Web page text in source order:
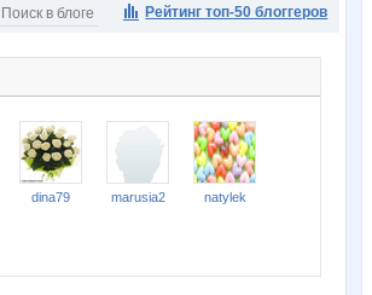
Рейтинг топ-50 блоггеров
dina79 marusia2 natylek